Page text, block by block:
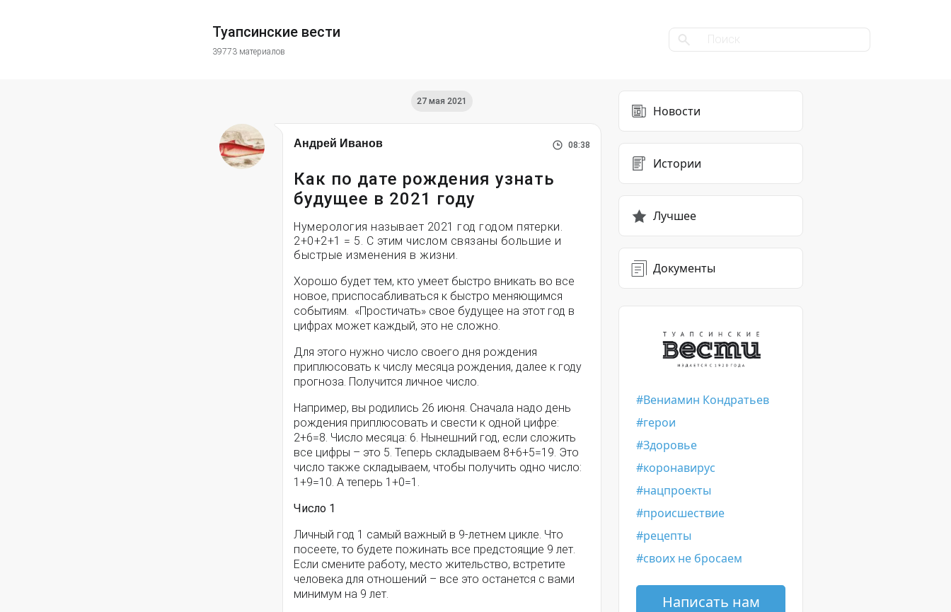
Туапсинские вести
39773 материалов
27 мая 2021
Андрей Иванов 08:38
Как по дате рождения узнать
будущее в 2021 году
Нумерология называет 2021 год годом пятерки.
2+0+2+1 = 5. С этим числом связаны большие и
быстрые изменения в жизни.
Хорошо будет тем, кто умеет быстро вникать во все
новое, приспосабливаться к быстро меняющимся
событиям. «Простичать» свое будущее на этот год в
цифрах может каждый, это не сложно.
Для этого нужно число своего дня рождения
приплюсовать к числу месяца рождения, далее к году
прогноза. Получится личное число.
Например, вы родились 26 июня. Сначала надо день
рождения приплюсовать и свести к одной цифре:
2+6=8. Число месяца: 6. Нынешний год, если сложить
все цифры – это 5. Теперь складываем 8+6+5=19. Это
число также складываем, чтобы получить одно число:
1+9=10. А теперь 1+0=1.
Число 1
Личный год 1 самый важный в 9-летнем цикле. Что
посеете, то будете пожинать все предстоящие 9 лет.
Если смените работу, место жительство, встретите
человека для отношений – все это останется с вами
минимум на 9 лет.
Новости
Истории
Лучшее
Документы
Вениамин Кондратьев
герои
Здоровье
коронавирус
нацпроекты
происшествие
рецепты
своих не бросаем
Написать нам